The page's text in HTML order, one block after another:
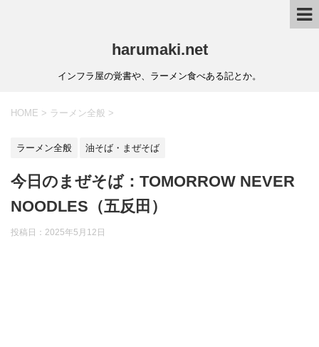
harumaki.net
インフラ屋の覚書や、ラーメン食べある記とか。
HOME > ラーメン全般 >
ラーメン全般 油そば・まぜそば
今日のまぜそば：TOMORROW NEVER
NOODLES（五反田）
投稿日：2025年5月12日